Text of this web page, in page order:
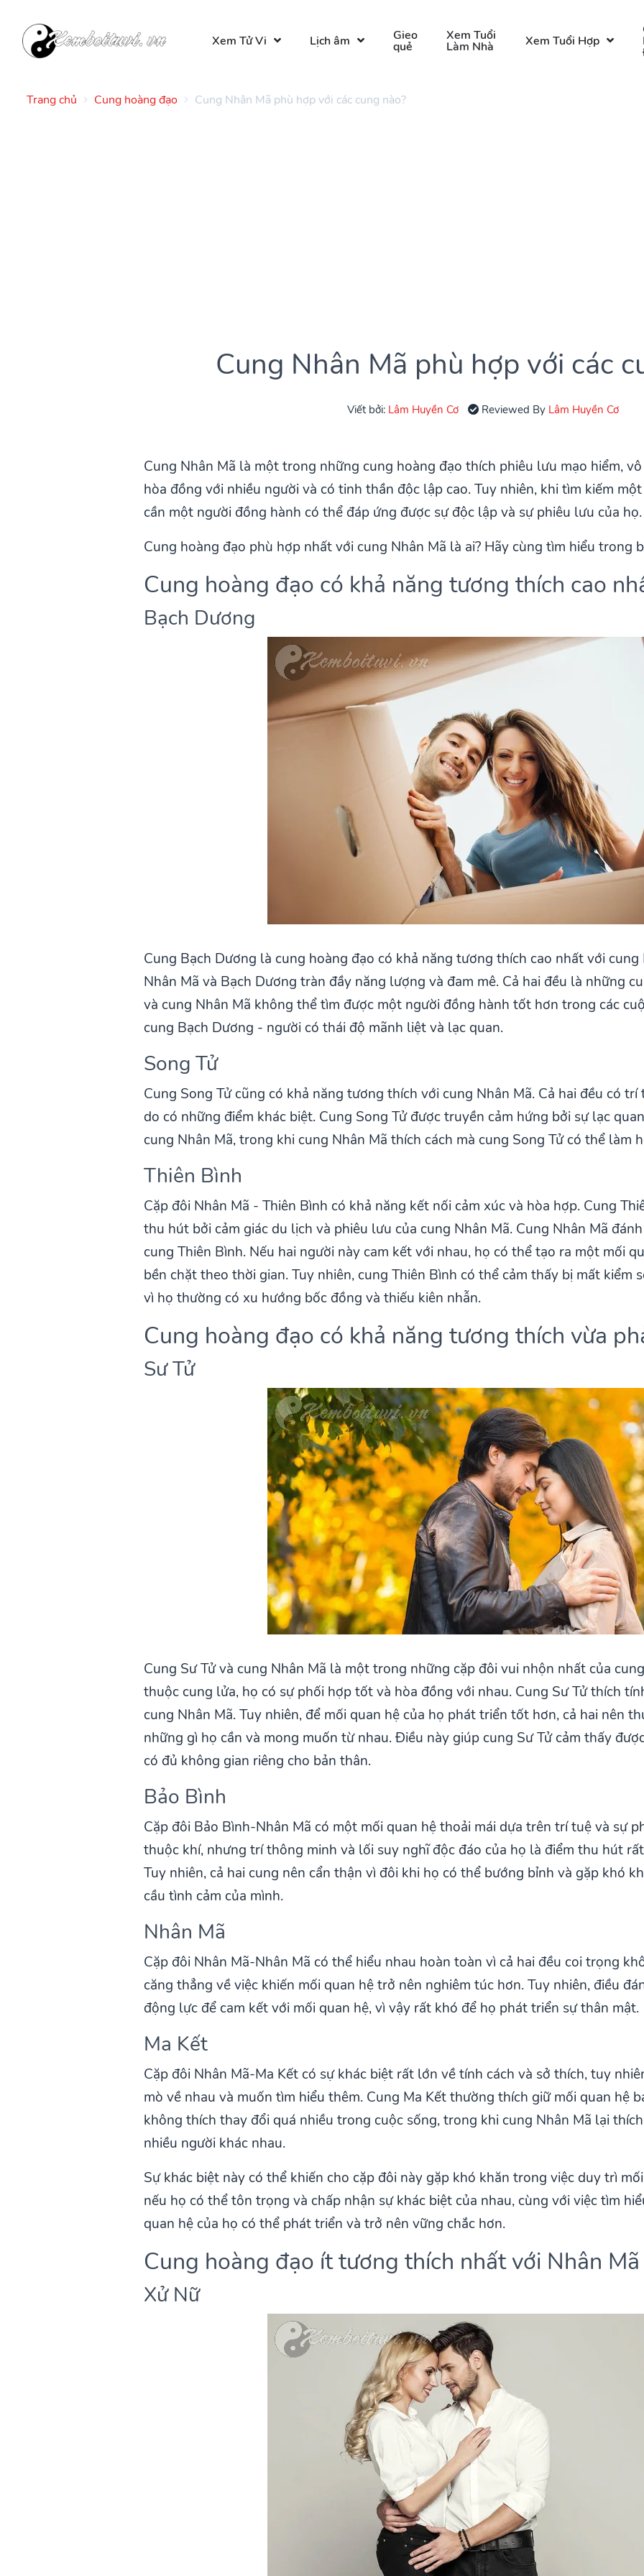
Xem Tử Vi Lịch âm Gieo
quẻ
Xem Tuổi
Làm Nhà Xem Tuổi Hợp
Trang chủ Cung hoàng đạo Cung Nhân Mã phù hợp với các cung nào?
Cung Nhân Mã phù hợp với các
Viết bởi: Lâm Huyền Cơ Reviewed By Lâm Huyền Cơ
Cung Nhân Mã là một trong những cung hoàng đạo thích phiêu lưu mạo hiểm,
hòa đồng với nhiều người và có tinh thần độc lập cao. Tuy nhiên, khi tìm kiếm
cần một người đồng hành có thể đáp ứng được sự độc lập và sự phiêu lưu của họ.
Cung hoàng đạo phù hợp nhất với cung Nhân Mã là ai? Hãy cùng tìm hiểu trong
Cung hoàng đạo có khả năng tương thích cao
Bạch Dương
Cung Bạch Dương là cung hoàng đạo có khả năng tương thích cao nhất với cung
Nhân Mã và Bạch Dương tràn đầy năng lượng và đam mê. Cả hai đều là những
và cung Nhân Mã không thể tìm được một người đồng hành tốt hơn trong các
cung Bạch Dương - người có thái độ mãnh liệt và lạc quan.
Song Tử
Cung Song Tử cũng có khả năng tương thích với cung Nhân Mã. Cả hai đều có
do có những điểm khác biệt. Cung Song Tử được truyền cảm hứng bởi sự lạc
cung Nhân Mã, trong khi cung Nhân Mã thích cách mà cung Song Tử có thể làm
Thiên Bình
Cặp đôi Nhân Mã - Thiên Bình có khả năng kết nối cảm xúc và hòa hợp. Cung
thu hút bởi cảm giác du lịch và phiêu lưu của cung Nhân Mã. Cung Nhân Mã
cung Thiên Bình. Nếu hai người này cam kết với nhau, họ có thể tạo ra một mối
bền chặt theo thời gian. Tuy nhiên, cung Thiên Bình có thể cảm thấy bị mất kiểm
vì họ thường có xu hướng bốc đồng và thiếu kiên nhẫn.
Cung hoàng đạo có khả năng tương thích vừa
Sư Tử
Cung Sư Tử và cung Nhân Mã là một trong những cặp đôi vui nhộn nhất của
thuộc cung lửa, họ có sự phối hợp tốt và hòa đồng với nhau. Cung Sư Tử thích
cung Nhân Mã. Tuy nhiên, để mối quan hệ của họ phát triển tốt hơn, cả hai nên
những gì họ cần và mong muốn từ nhau. Điều này giúp cung Sư Tử cảm thấy
có đủ không gian riêng cho bản thân.
Bảo Bình
Cặp đôi Bảo Bình-Nhân Mã có một mối quan hệ thoải mái dựa trên trí tuệ và sự
thuộc khí, nhưng trí thông minh và lối suy nghĩ độc đáo của họ là điểm thu hút
Tuy nhiên, cả hai cung nên cẩn thận vì đôi khi họ có thể bướng bỉnh và gặp khó
cầu tình cảm của mình.
Nhân Mã
Cặp đôi Nhân Mã-Nhân Mã có thể hiểu nhau hoàn toàn vì cả hai đều coi trọng
căng thẳng về việc khiến mối quan hệ trở nên nghiêm túc hơn. Tuy nhiên, điều
động lực để cam kết với mối quan hệ, vì vậy rất khó để họ phát triển sự thân mật.
Ma Kết
Cặp đôi Nhân Mã-Ma Kết có sự khác biệt rất lớn về tính cách và sở thích, tuy
mò về nhau và muốn tìm hiểu thêm. Cung Ma Kết thường thích giữ mối quan hệ
không thích thay đổi quá nhiều trong cuộc sống, trong khi cung Nhân Mã lại
nhiều người khác nhau.
Sự khác biệt này có thể khiến cho cặp đôi này gặp khó khăn trong việc duy trì
nếu họ có thể tôn trọng và chấp nhận sự khác biệt của nhau, cùng với việc tìm
quan hệ của họ có thể phát triển và trở nên vững chắc hơn.
Cung hoàng đạo ít tương thích nhất với Nhân Mã
Xử Nữ